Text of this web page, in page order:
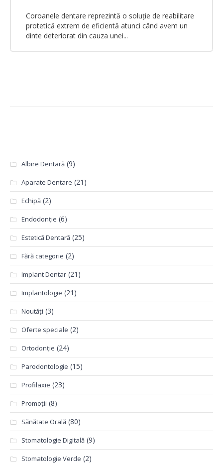
Coroanele dentare reprezintă o soluție de reabilitare
protetică extrem de eficientă atunci când avem un
dinte deteriorat din cauza unei...
Albire Dentară (9)
Aparate Dentare (21)
Echipă (2)
Endodonție (6)
Estetică Dentară (25)
Fără categorie (2)
Implant Dentar (21)
Implantologie (21)
Noutăți (3)
Oferte speciale (2)
Ortodonție (24)
Parodontologie (15)
Profilaxie (23)
Promoții (8)
Sănătate Orală (80)
Stomatologie Digitală (9)
Stomatologie Verde (2)